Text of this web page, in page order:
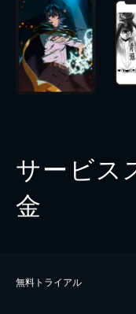
サービス
金
無料トライアル